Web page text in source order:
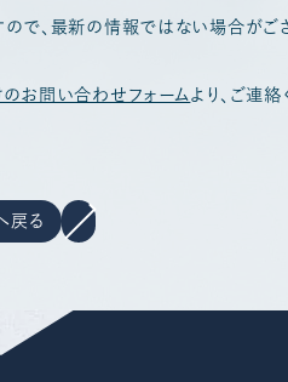
で、最新の情報ではない場合がござ
お問い合わせフォーム より、ご連絡
戻る